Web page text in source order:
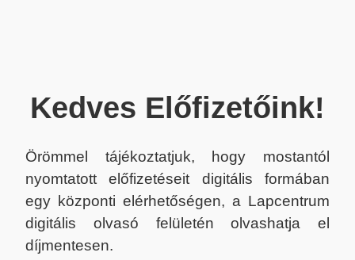
Kedves Előfizetőink!
Örömmel tájékoztatjuk, hogy mostantól
nyomtatott előfizetéseit digitális formában
egy központi elérhetőségen, a Lapcentrum
digitális olvasó felületén olvashatja el
díjmentesen.